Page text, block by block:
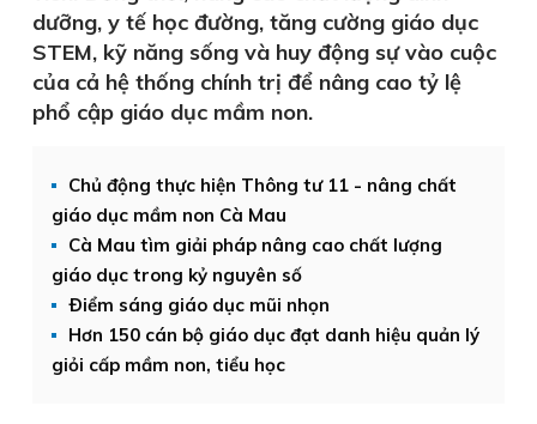
dưỡng, y tế học đường, tăng cường giáo dục
STEM, kỹ năng sống và huy động sự vào cuộc
của cả hệ thống chính trị để nâng cao tỷ lệ
phổ cập giáo dục mầm non.
Chủ động thực hiện Thông tư 11 - nâng chất
giáo dục mầm non Cà Mau
Cà Mau tìm giải pháp nâng cao chất lượng
giáo dục trong kỷ nguyên số
Ðiểm sáng giáo dục mũi nhọn
Hơn 150 cán bộ giáo dục đạt danh hiệu quản lý
giỏi cấp mầm non, tiểu học